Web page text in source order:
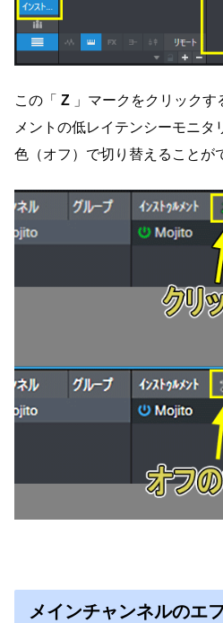
この「 Z 」マークをクリック
メントの低レイテンシーモニタ
色（オフ）で切り替えることが
メインチャンネルのエ